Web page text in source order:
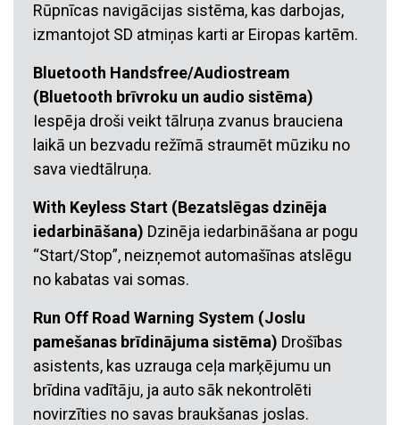
Rūpnīcas navigācijas sistēma, kas darbojas,
izmantojot SD atmiņas karti ar Eiropas kartēm.
Bluetooth Handsfree/Audiostream
(Bluetooth brīvroku un audio sistēma)
Iespēja droši veikt tālruņa zvanus brauciena
laikā un bezvadu režīmā straumēt mūziku no
sava viedtālruņa.
With Keyless Start (Bezatslēgas dzinēja
iedarbināšana) Dzinēja iedarbināšana ar pogu
“Start/Stop”, neizņemot automašīnas atslēgu
no kabatas vai somas.
Run Off Road Warning System (Joslu
pamešanas brīdinājuma sistēma) Drošības
asistents, kas uzrauga ceļa marķējumu un
brīdina vadītāju, ja auto sāk nekontrolēti
novirzīties no savas braukšanas joslas.